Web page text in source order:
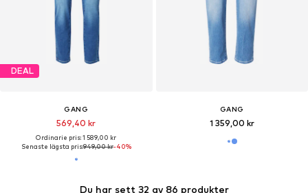
Du har sett 32 av 86 produkter
DEAL
GANG
569,40 kr
Ordinarie pris: 1 589,00 kr
Senaste lägsta pris:949,00 kr-40%
GANG
1 359,00 kr